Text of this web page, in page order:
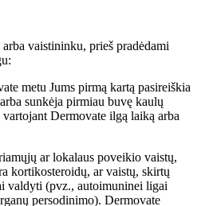
vaistininku, prieš pradėdami
metu Jums pirmą kartą pasireiškia
sunkėja pirmiau buvę kaulų
Dermovate ilgą laiką arba
ar lokalaus poveikio vaistų,
kortikosteroidų, ar vaistų, skirtų
valdyti (pvz., autoimuninei ligai
persodinimo). Dermovate